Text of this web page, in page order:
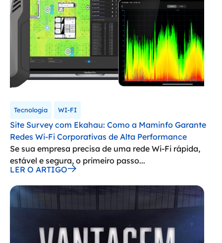
Tecnologia WI-FI
Site Survey com Ekahau: Como a Maminfo Garante
Redes Wi-Fi Corporativas de Alta Performance
Se sua empresa precisa de uma rede Wi-Fi rápida,
estável e segura, o primeiro passo...
LER O ARTIGO